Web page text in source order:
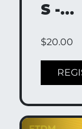
S -
O 1
$20.00